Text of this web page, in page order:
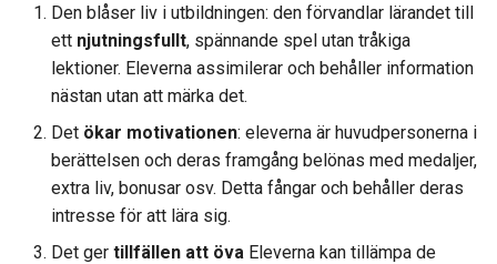
Den blåser liv i utbildningen: den förvandlar lärandet till
ett njutningsfullt, spännande spel utan tråkiga
lektioner. Eleverna assimilerar och behåller information
nästan utan att märka det.
Det ökar motivationen: eleverna är huvudpersonerna i
berättelsen och deras framgång belönas med medaljer,
extra liv, bonusar osv. Detta fångar och behåller deras
intresse för att lära sig.
Det ger tillfällen att öva Eleverna kan tillämpa de